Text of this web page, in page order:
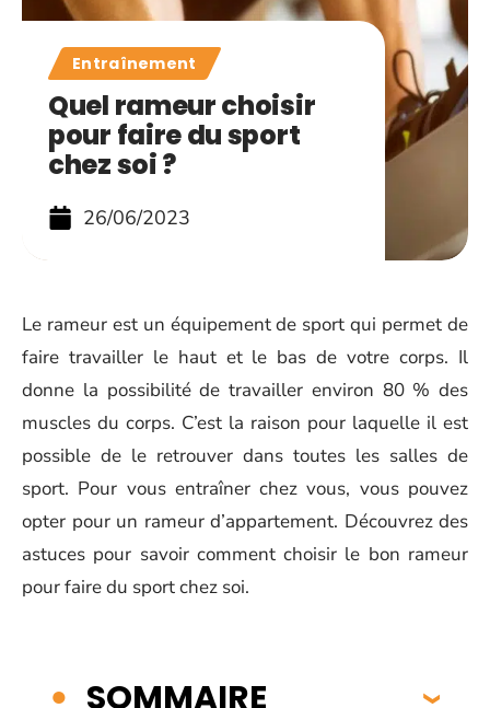
Entraînement
Quel rameur choisir
pour faire du sport
chez soi ?
26/06/2023
Le rameur est un équipement de sport qui permet de
faire travailler le haut et le bas de votre corps. Il
donne la possibilité de travailler environ 80 % des
muscles du corps. C’est la raison pour laquelle il est
possible de le retrouver dans toutes les salles de
sport. Pour vous entraîner chez vous, vous pouvez
opter pour un rameur d’appartement. Découvrez des
astuces pour savoir comment choisir le bon rameur
pour faire du sport chez soi.
SOMMAIRE